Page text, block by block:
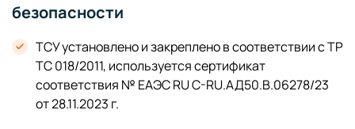
безопасности
ТСУ установлено и закреплено в соответствии с ТР
ТС 018/2011, используется сертификат
соответствия № ЕАЭС RU C-RU.АД50.В.06278/23
от 28.11.2023 г.